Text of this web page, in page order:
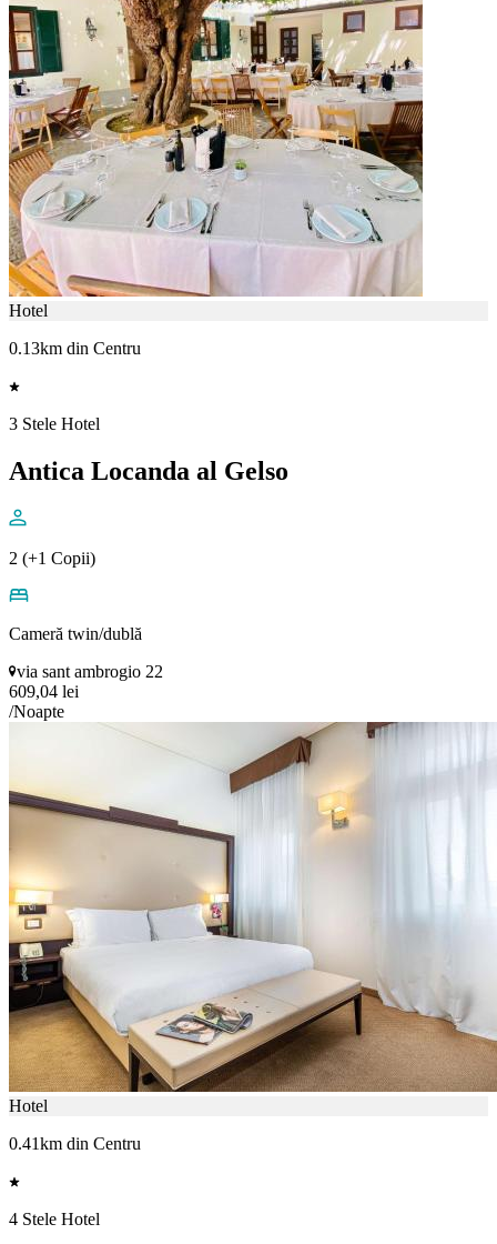
Hotel
0.13km din Centru
3 Stele Hotel
Antica Locanda al Gelso
2 (+1 Copii)
Cameră twin/dublă
via sant ambrogio 22
609,04 lei
/Noapte
Hotel
0.41km din Centru
4 Stele Hotel